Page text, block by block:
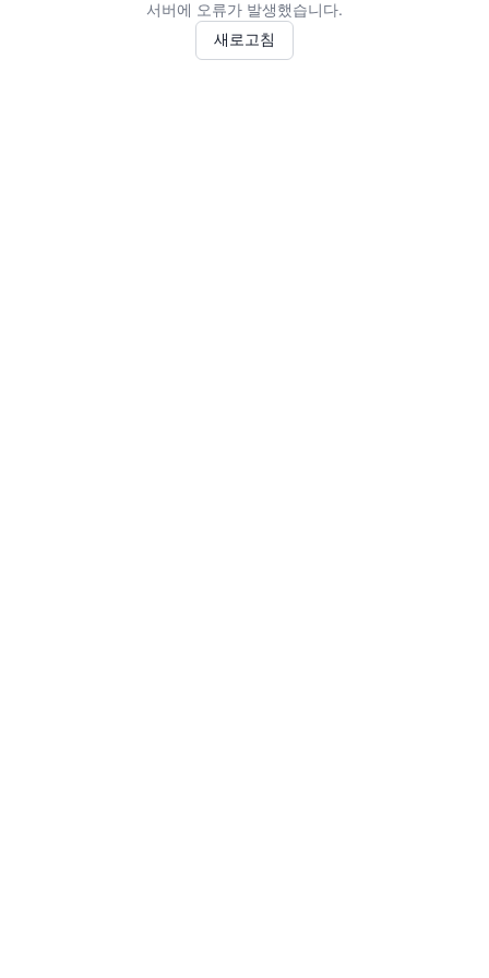
서버에 오류가 발생했습니다.
새로고침